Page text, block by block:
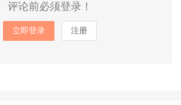
评论前必须登录！
立即登录 注册